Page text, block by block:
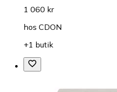
1 060 kr
hos CDON
+1 butik